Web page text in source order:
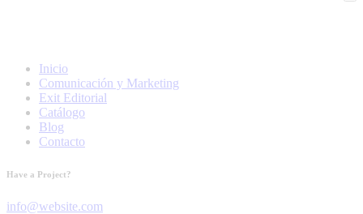
Inicio
Comunicación y Marketing
Exit Editorial
Catálogo
Blog
Contacto
Have a Project?
info@website.com